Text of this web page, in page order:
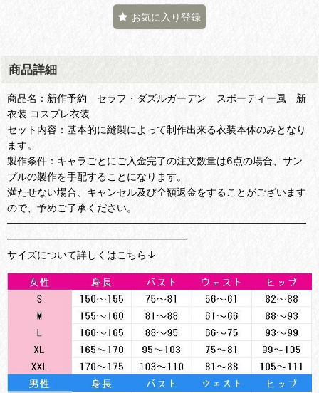
お気に入り登録
商品詳細
商品名：新作予約 セラフ・ダズルガーデン スポーティー風 新
衣装 コスプレ衣装
セット内容：基本的に縫製によって制作出来る衣装本体のみとなり
ます。
製作条件：キャラごとにご入金完了の注文数量は6点の場合、サン
プルの製作を手配することになります。
満たせない場合、キャンセル及び全額返金をすることがございます
ので、予めご了承ください。
━━━━━━━━━━━━━━━━━━━━━━━━━━━━━━
━━━━━━━━━━━━━━━━━━
サイズについて詳しくはこちら↓